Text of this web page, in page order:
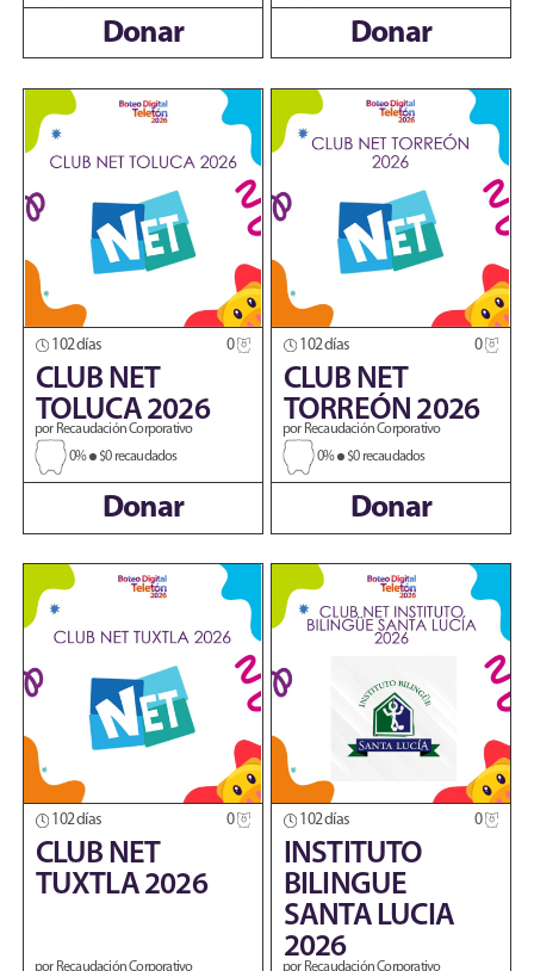
Donar Donar
102 días 0
CLUB NET
TOLUCA 2026
por Recaudación Corporativo
0%
$0 recaudados
Donar
102 días 0
CLUB NET
TORREÓN 2026
por Recaudación Corporativo
0%
$0 recaudados
Donar
102 días 0
CLUB NET
TUXTLA 2026
por Recaudación Corporativo
102 días 0
INSTITUTO
BILINGUE
SANTA LUCIA
2026
por Recaudación Corporativo